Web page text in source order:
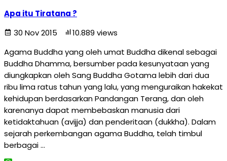
Apa itu Tiratana ?
30 Nov 2015
10.889 views
Agama Buddha yang oleh umat Buddha dikenal sebagai
Buddha Dhamma, bersumber pada kesunyataan yang
diungkapkan oleh Sang Buddha Gotama lebih dari dua
ribu lima ratus tahun yang lalu, yang menguraikan hakekat
kehidupan berdasarkan Pandangan Terang, dan oleh
karenanya dapat membebaskan manusia dari
ketidaktahuan (avijja) dan penderitaan (dukkha). Dalam
sejarah perkembangan agama Buddha, telah timbul
berbagai …